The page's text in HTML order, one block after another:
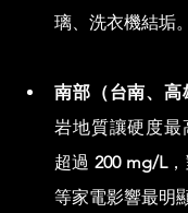
璃、洗衣機結垢。
南部（台南、
岩地質讓硬度最
超過 200 mg/L
等家電影響最明顯